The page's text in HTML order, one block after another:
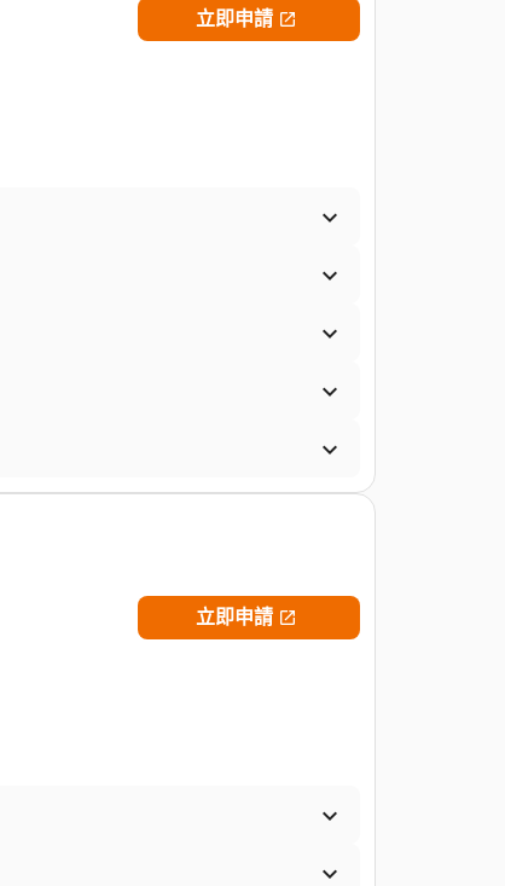
立即申請 





立即申請 

